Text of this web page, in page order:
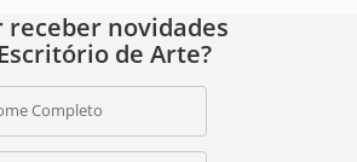
receber novidades
de Arte?
Completo